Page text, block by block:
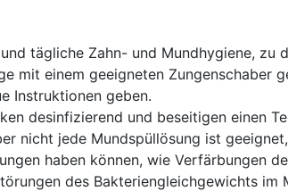
tägliche Zahn- und Mundhygiene, zu
mit einem geeigneten Zungenschaber
Instruktionen geben.
desinfizierend und beseitigen einen
nicht jede Mundspüllösung ist
haben können, wie Verfärbungen
des Bakteriengleichgewichts im